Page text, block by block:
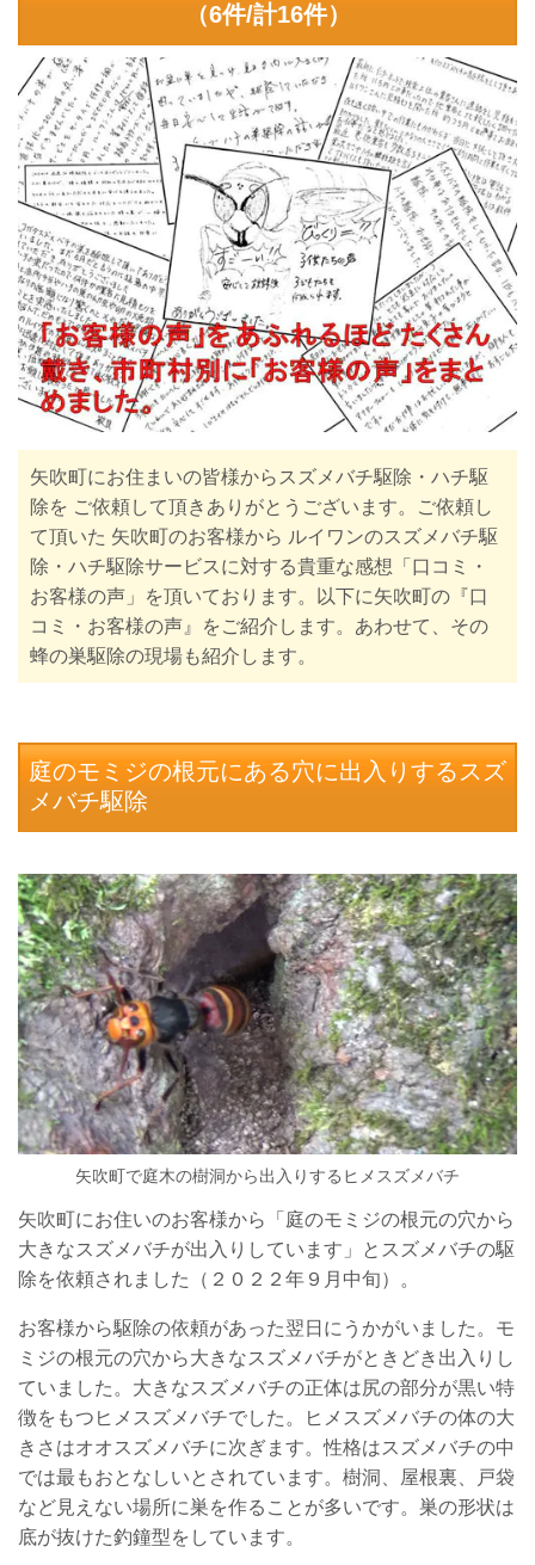
（6件/計16件）
矢吹町にお住まいの皆様からスズメバチ駆除・ハチ駆
除を ご依頼して頂きありがとうございます。ご依頼し
て頂いた 矢吹町のお客様から ルイワンのスズメバチ駆
除・ハチ駆除サービスに対する貴重な感想「口コミ・
お客様の声」を頂いております。以下に矢吹町の『口
コミ・お客様の声』をご紹介します。あわせて、その
蜂の巣駆除の現場も紹介します。
庭のモミジの根元にある穴に出入りするスズ
メバチ駆除
矢吹町で庭木の樹洞から出入りするヒメスズメバチ
矢吹町にお住いのお客様から「庭のモミジの根元の穴から
大きなスズメバチが出入りしています」と スズメバチの駆
除を依頼されました（２０２２年９月中旬）。
お客様から駆除の依頼があった翌日にうかがいました。モ
ミジの根元の穴から大きなスズメバチがときどき出入りし
ていました。大きなスズメバチの正体は尻の部分が黒い特
徴をもつヒメスズメバチでした。ヒメスズメバチの体の大
きさはオオスズメバチに次ぎます。性格はスズメバチの中
では最もおとなしいとされています。樹洞、屋根裏、戸袋
など見えない場所に巣を作ることが多いです。巣の形状は
底が抜けた釣鐘型をしています。